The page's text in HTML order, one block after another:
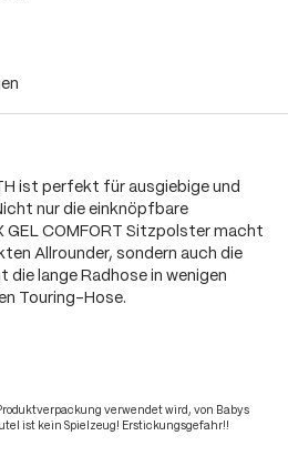
ist perfekt für ausgiebige und
nur die einknöpfbare
GEL COMFORT Sitzpolster macht
Allrounder, sondern auch die
lange Radhose in wenigen
Touring-Hose.
verwendet wird, von Babys
ist kein Spielzeug! Erstickungsgefahr!!